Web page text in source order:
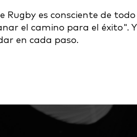
es consciente de
el camino para el éxito".
en cada paso.